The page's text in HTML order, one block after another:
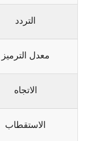
التردد
معدل الترميز
الاتجاه
الاستقطاب